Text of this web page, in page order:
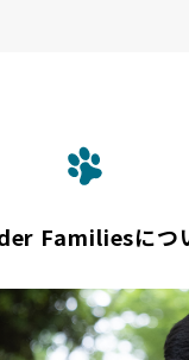
Familiesにつ